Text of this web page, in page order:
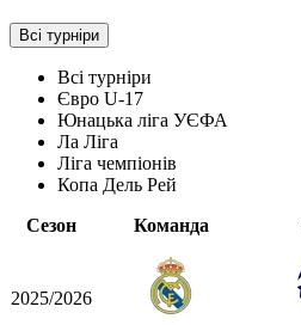
Всі турніри
Всі турніри
Євро U-17
Юнацька ліга УЄФА
Ла Ліга
Ліга чемпіонів
Копа Дель Рей
Сезон
Команда
2025/2026